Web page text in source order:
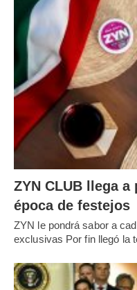
ZYN CLUB llega
época de festejos
ZYN le pondrá sabor a
exclusivas Por fin llegó la